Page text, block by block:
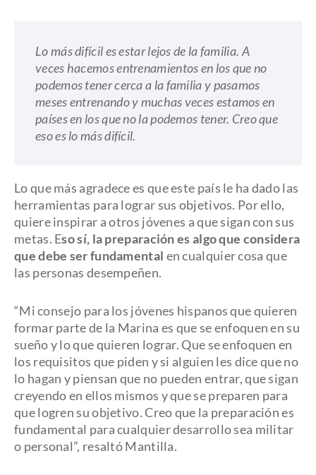
Lo más difícil es estar lejos de la familia. A
veces hacemos entrenamientos en los que no
podemos tener cerca a la familia y pasamos
meses entrenando y muchas veces estamos en
países en los que no la podemos tener. Creo que
eso es lo más difícil.
Lo que más agradece es que este país le ha dado las
herramientas para lograr sus objetivos. Por ello,
quiere inspirar a otros jóvenes a que sigan con sus
metas. Eso sí, la preparación es algo que considera
que debe ser fundamental en cualquier cosa que
las personas desempeñen.
“Mi consejo para los jóvenes hispanos que quieren
formar parte de la Marina es que se enfoquen en su
sueño y lo que quieren lograr. Que se enfoquen en
los requisitos que piden y si alguien les dice que no
lo hagan y piensan que no pueden entrar, que sigan
creyendo en ellos mismos y que se preparen para
que logren su objetivo. Creo que la preparación es
fundamental para cualquier desarrollo sea militar
o personal”, resaltó Mantilla.